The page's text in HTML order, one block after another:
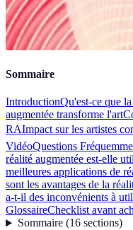
Sommaire
IntroductionQu'est-ce que
augmentée transforme l'art
RAImpact sur les artistes
VidéoQuestions
réalité augmentée est-elle
meilleures applications de
sont les avantages de la
a-t-il des inconvénients à
GlossaireChecklist avant
Sommaire(16 sections)